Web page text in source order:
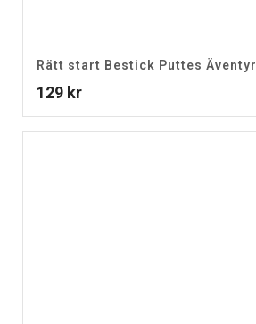
Rätt start Bestick Puttes Äventyr
129 kr